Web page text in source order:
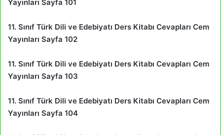
Yayınları Sayfa 101
11. Sınıf Türk Dili ve Edebiyatı Ders Kitabı Cevapları Cem
Yayınları Sayfa 102
11. Sınıf Türk Dili ve Edebiyatı Ders Kitabı Cevapları Cem
Yayınları Sayfa 103
11. Sınıf Türk Dili ve Edebiyatı Ders Kitabı Cevapları Cem
Yayınları Sayfa 104